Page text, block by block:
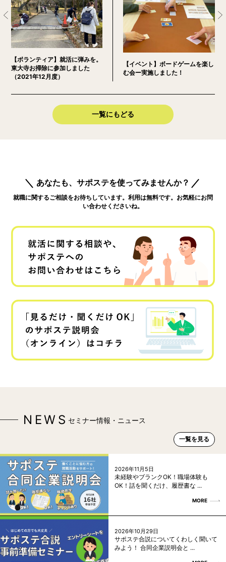
【ボランティア】就活に弾みを。
東大寺お掃除に参加しました
（2021年12月度）
【イベント】ボードゲームを楽し
む会ー実施しました！
一覧にもどる
あなたも、サポステを使ってみませんか？
就職に関するご相談をお待ちしています。利用は無料です。お気軽にお問
い合わせくださいね。
NEWS セミナー情報・ニュース
一覧を見る
2026年11月5日
未経験やブランクOK！職場体験も
OK！話を聞くだけ、履歴書な ...
MORE
2026年10月29日
サポステ合説についてくわしく聞いて
みよう！ 合同企業説明会と ...